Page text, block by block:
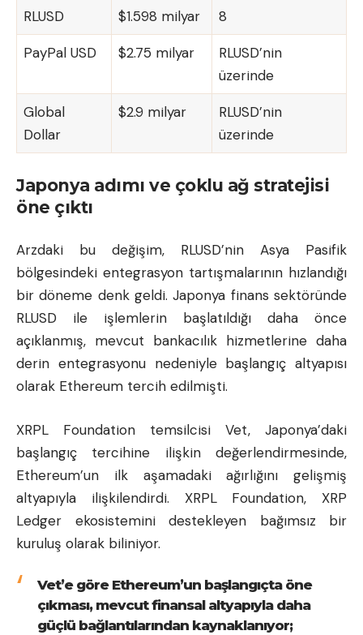
RLUSD $1.598 milyar 8
PayPal USD $2.75 milyar
RLUSD’nin
üzerinde
Global
Dollar
$2.9 milyar
RLUSD’nin
üzerinde
Japonya adımı ve çoklu ağ stratejisi
öne çıktı
Arzdaki bu değişim, RLUSD’nin Asya Pasifik
bölgesindeki entegrasyon tartışmalarının hızlandığı
bir döneme denk geldi. Japonya finans sektöründe
RLUSD ile işlemlerin başlatıldığı daha önce
açıklanmış, mevcut bankacılık hizmetlerine daha
derin entegrasyonu nedeniyle başlangıç altyapısı
olarak Ethereum tercih edilmişti.
XRPL Foundation temsilcisi Vet, Japonya’daki
başlangıç tercihine ilişkin değerlendirmesinde,
Ethereum’un ilk aşamadaki ağırlığını gelişmiş
altyapıyla ilişkilendirdi. XRPL Foundation, XRP
Ledger ekosistemini destekleyen bağımsız bir
kuruluş olarak biliniyor.
Vet’e göre Ethereum’un başlangıçta öne
çıkması, mevcut finansal altyapıyla daha
güçlü bağlantılarından kaynaklanıyor;